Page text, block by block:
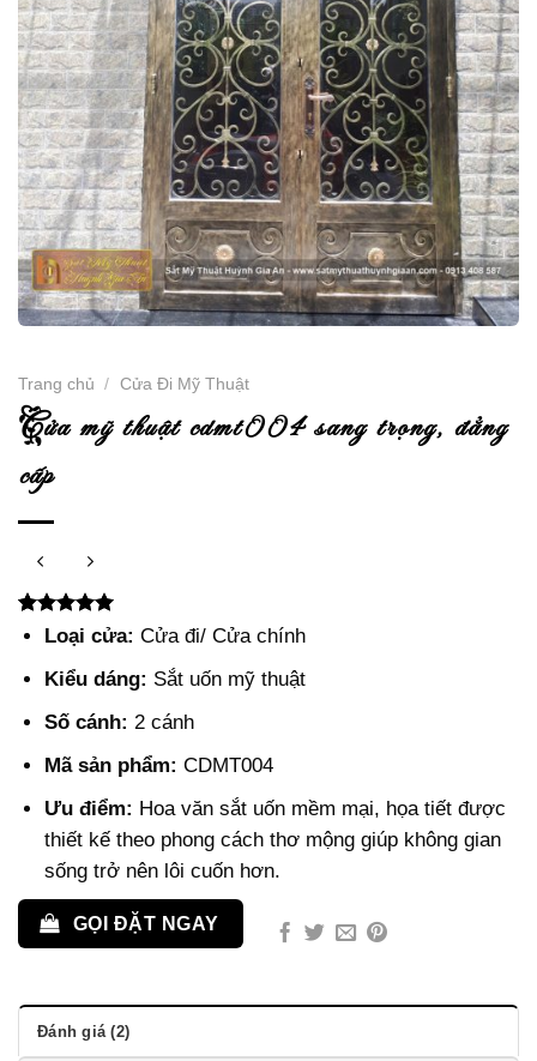
Trang chủ / Cửa Đi Mỹ Thuật
cửa mỹ thuật cdmt004 sang trọng, đẳng
cấp
5.00 trên 5
dựa trên
2
đánh giá
Loại cửa: Cửa đi/ Cửa chính
Kiểu dáng: Sắt uốn mỹ thuật
Số cánh: 2 cánh
Mã sản phẩm: CDMT004
Ưu điểm: Hoa văn sắt uốn mềm mại, họa tiết được
thiết kế theo phong cách thơ mộng giúp không gian
sống trở nên lôi cuốn hơn.
GỌI ĐẶT NGAY
Đánh giá (2)